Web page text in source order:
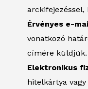
arckifejezéssel,
Érvényes e-
vonatkozó
címére küldjük.
Elektronikus
hitelkártya